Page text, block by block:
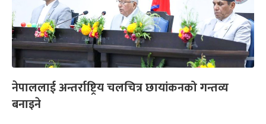
नेपाललाई अन्तर्राष्ट्रिय चलचित्र छायांकनको गन्तव्य
बनाइने